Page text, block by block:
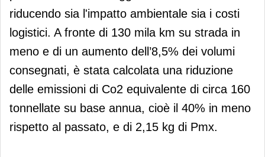
riducendo sia l'impatto ambientale sia i costi
logistici. A fronte di 130 mila km su strada in
meno e di un aumento dell’8,5% dei volumi
consegnati, è stata calcolata una riduzione
delle emissioni di Co2 equivalente di circa 160
tonnellate su base annua, cioè il 40% in meno
rispetto al passato, e di 2,15 kg di Pmx.